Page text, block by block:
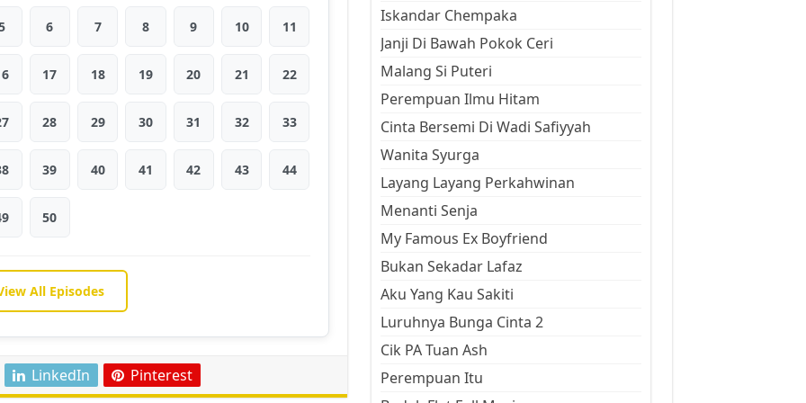
6 7 8 9 10 11
17 18 19 20 21 22
28 29 30 31 32 33
39 40 41 42 43 44
50
All Episodes
LinkedIn Pinterest
Iskandar Chempaka
Janji Di Bawah Pokok Ceri
Malang Si Puteri
Perempuan Ilmu Hitam
Cinta Bersemi Di Wadi Safiyyah
Wanita Syurga
Layang Layang Perkahwinan
Menanti Senja
My Famous Ex Boyfriend
Bukan Sekadar Lafaz
Aku Yang Kau Sakiti
Luruhnya Bunga Cinta 2
Cik PA Tuan Ash
Perempuan Itu